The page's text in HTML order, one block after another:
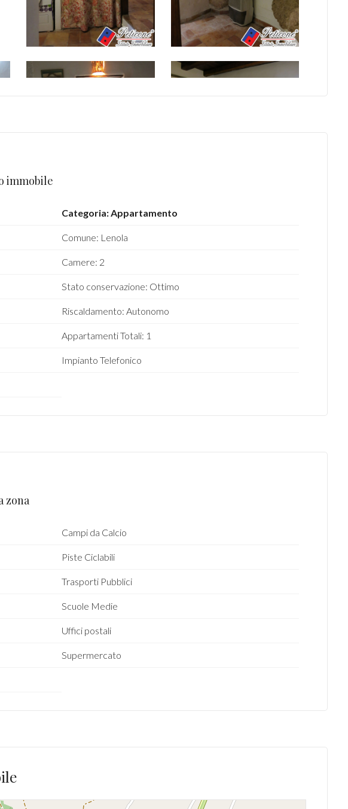
immobile
Categoria: Appartamento
Comune: Lenola
Camere: 2
Stato conservazione: Ottimo
Riscaldamento: Autonomo
Appartamenti Totali: 1
Impianto Telefonico
zona
Campi da Calcio
Piste Ciclabili
Trasporti Pubblici
Scuole Medie
Uffici postali
Supermercato